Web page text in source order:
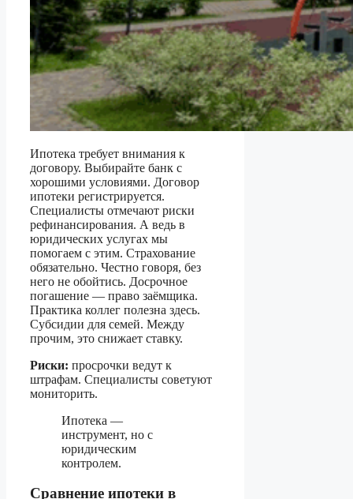
Ипотека требует внимания к
договору. Выбирайте банк с
хорошими условиями. Договор
ипотеки регистрируется.
Специалисты отмечают риски
рефинансирования. А ведь в
юридических услугах мы
помогаем с этим. Страхование
обязательно. Честно говоря, без
него не обойтись. Досрочное
погашение — право заёмщика.
Практика коллег полезна здесь.
Субсидии для семей. Между
прочим, это снижает ставку.
Риски: просрочки ведут к
штрафам. Специалисты советуют
мониторить.
Ипотека —
инструмент, но с
юридическим
контролем.
Сравнение ипотеки в